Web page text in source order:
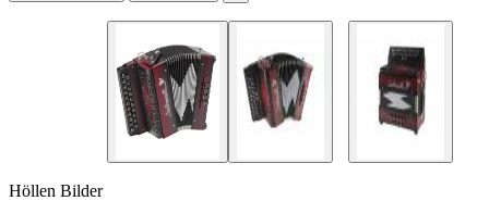
Höllen Bilder